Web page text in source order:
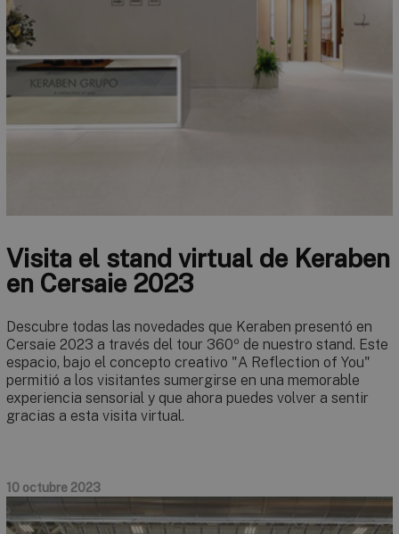
Visita el stand virtual de Keraben
en Cersaie 2023
Descubre todas las novedades que Keraben presentó en
Cersaie 2023 a través del tour 360º de nuestro stand. Este
espacio, bajo el concepto creativo "A Reflection of You"
permitió a los visitantes sumergirse en una memorable
experiencia sensorial y que ahora puedes volver a sentir
gracias a esta visita virtual.
10 octubre 2023